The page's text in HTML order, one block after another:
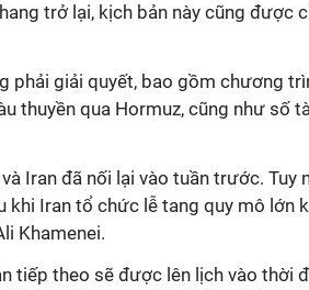
trở lại, kịch bản này cũng được
phải giải quyết, bao gồm chương
thuyền qua Hormuz, cũng như số
Iran đã nối lại vào tuần trước. Tuy
khi Iran tổ chức lễ tang quy mô lớn
Khamenei.
tiếp theo sẽ được lên lịch vào thời